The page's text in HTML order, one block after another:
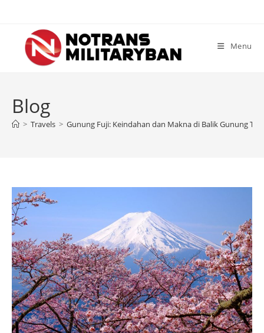
content
Menu
Blog
> Travels > Gunung Fuji: Keindahan dan Makna di Balik Gunung